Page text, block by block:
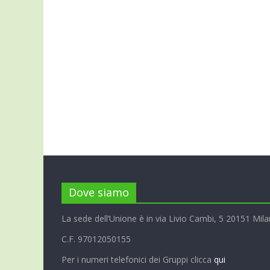
Dove siamo
La sede dell’Unione è in via Livio Cambi, 5 20151
C.F. 97012050155
Per i numeri telefonici dei Gruppi clicca qui